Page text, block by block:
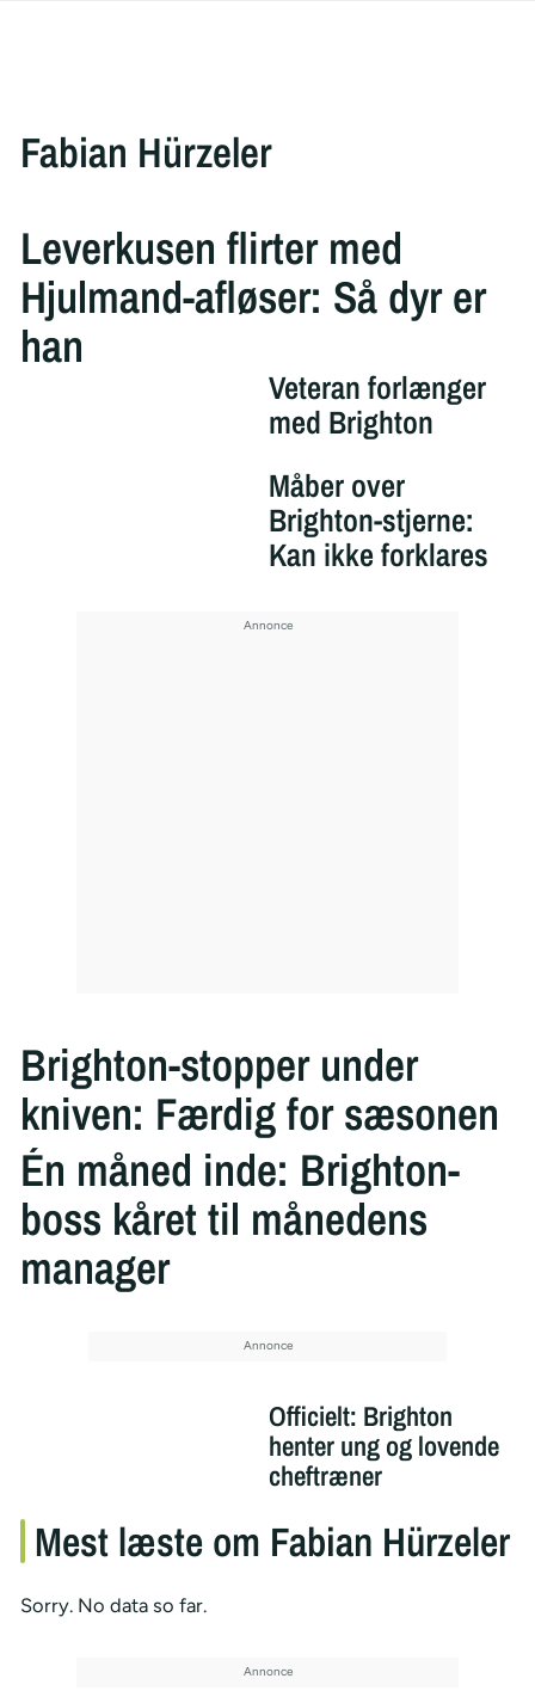
Fabian Hürzeler
Leverkusen flirter med
Hjulmand-afløser: Så dyr er
han
Veteran forlænger
med Brighton
Måber over
Brighton-stjerne:
Kan ikke forklares
Brighton-stopper under
kniven: Færdig for sæsonen
Én måned inde: Brighton-
boss kåret til månedens
manager
Officielt: Brighton
henter ung og lovende
cheftræner
Mest læste om Fabian Hürzeler
Sorry. No data so far.